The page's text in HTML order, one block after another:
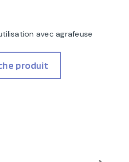
avec agrafeuse
produit